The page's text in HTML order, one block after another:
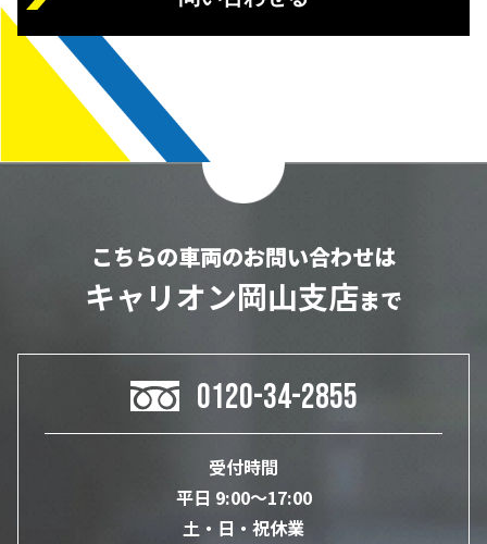
こちらの車両のお問い合わせは
キャリオン岡山支店まで
0120-34-2855
受付時間
平日 9:00～17:00
土・日・祝休業